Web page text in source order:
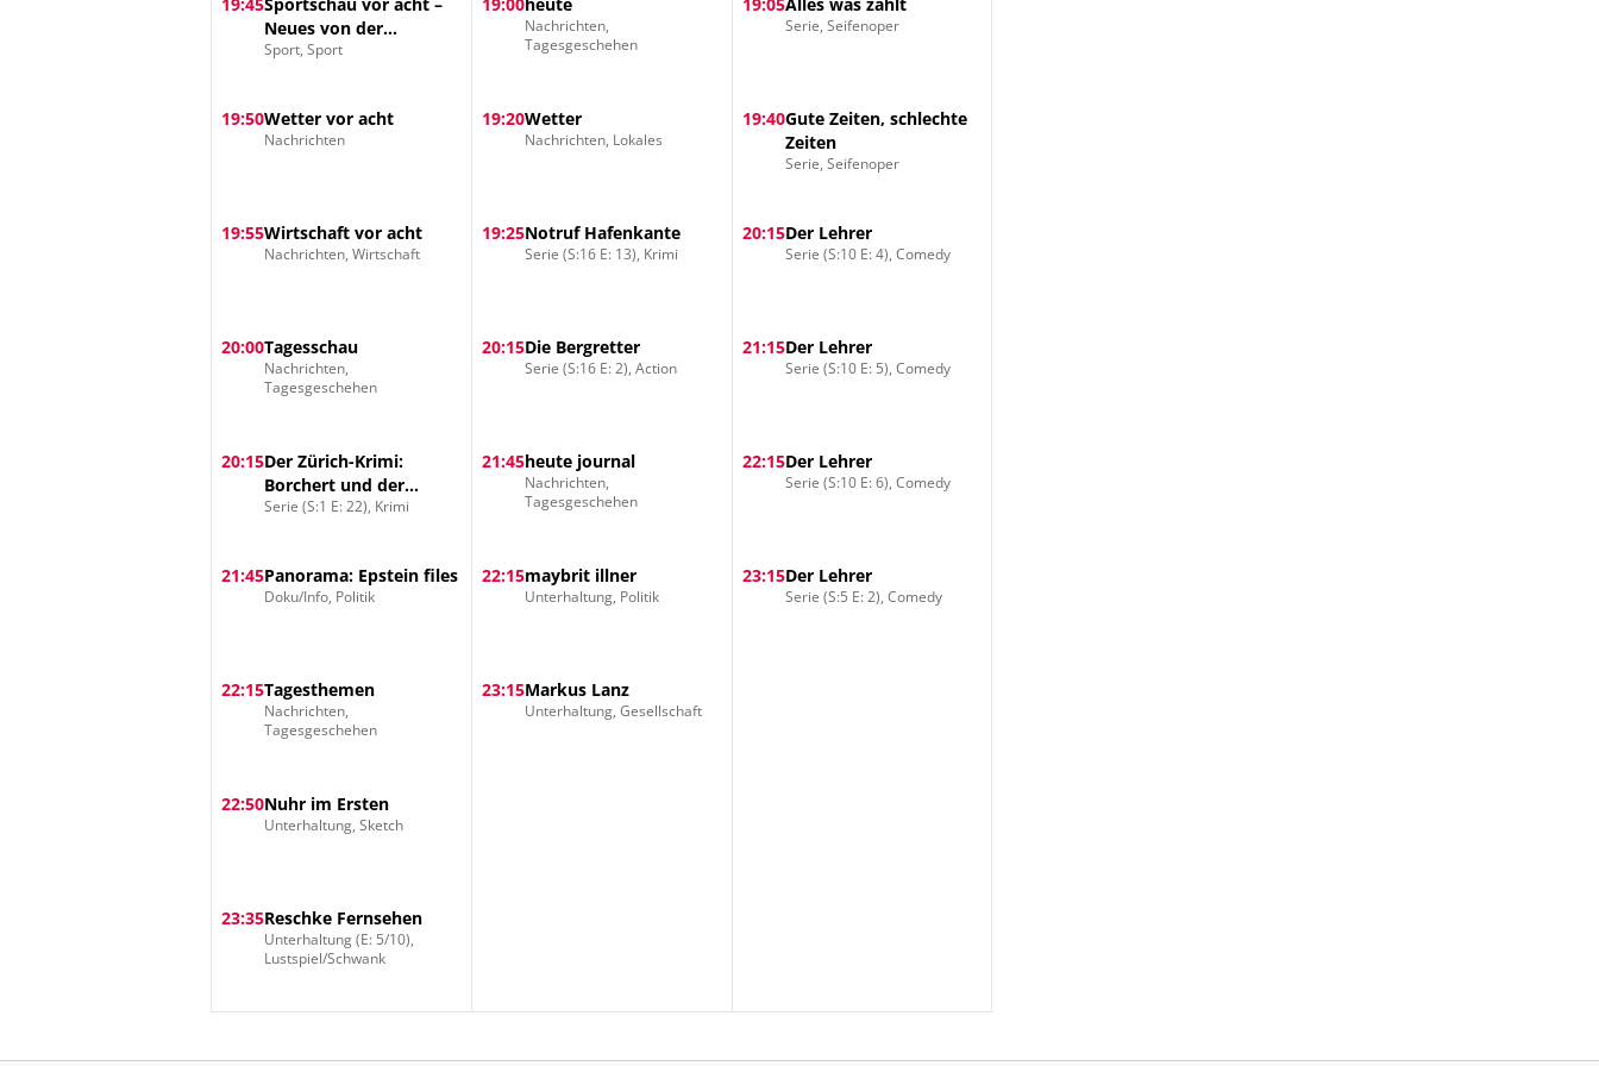
Neues von der
Nationalmannschaft
Sport, Sport
19:50Wetter vor acht
Nachrichten
19:55Wirtschaft vor acht
Nachrichten, Wirtschaft
20:00Tagesschau
Nachrichten,
Tagesgeschehen
20:15Der Zürich-Krimi:
Borchert und der
Schuss ins Herz
Serie (S:1 E: 22), Krimi
21:45Panorama: Epstein files
Doku/Info, Politik
22:15Tagesthemen
Nachrichten,
Tagesgeschehen
22:50Nuhr im Ersten
Unterhaltung, Sketch
23:35Reschke Fernsehen
Unterhaltung (E: 5/10),
Lustspiel/Schwank
Nachrichten,
Tagesgeschehen
19:20Wetter
Nachrichten, Lokales
19:25Notruf Hafenkante
Serie (S:16 E: 13), Krimi
20:15Die Bergretter
Serie (S:16 E: 2), Action
21:45heute journal
Nachrichten,
Tagesgeschehen
22:15maybrit illner
Unterhaltung, Politik
23:15Markus Lanz
Unterhaltung, Gesellschaft
Serie, Seifenoper
19:40Gute Zeiten, schlechte
Zeiten
Serie, Seifenoper
20:15Der Lehrer
Serie (S:10 E: 4), Comedy
21:15Der Lehrer
Serie (S:10 E: 5), Comedy
22:15Der Lehrer
Serie (S:10 E: 6), Comedy
23:15Der Lehrer
Serie (S:5 E: 2), Comedy